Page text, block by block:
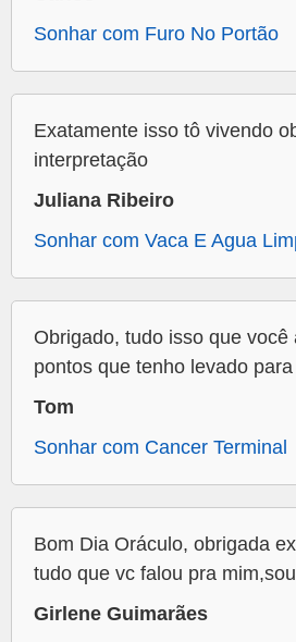
Sonhar com Furo No Portão
Exatamente isso tô vivendo
interpretação
Juliana Ribeiro
Sonhar com Vaca E Agua
Obrigado, tudo isso que você
pontos que tenho levado
Tom
Sonhar com Cancer Terminal
Bom Dia Oráculo, obrigada
tudo que vc falou pra
Girlene Guimarães